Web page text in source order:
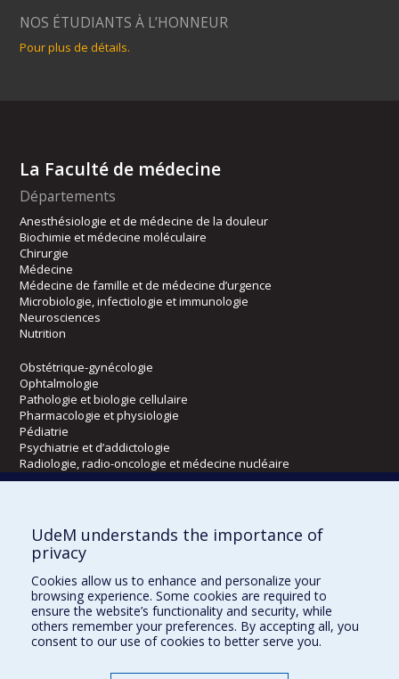
NOS ÉTUDIANTS À L’HONNEUR
Pour plus de détails.
La Faculté de médecine
Départements
Anesthésiologie et de médecine de la douleur
Biochimie et médecine moléculaire
Chirurgie
Médecine
Médecine de famille et de médecine d’urgence
Microbiologie, infectiologie et immunologie
Neurosciences
Nutrition
Obstétrique-gynécologie
Ophtalmologie
Pathologie et biologie cellulaire
Pharmacologie et physiologie
Pédiatrie
Psychiatrie et d’addictologie
Radiologie, radio-oncologie et médecine nucléaire
Écoles
Kinésiologie et des sciences de l’activité physique
Orthophonie et audiologie
Réadaptation
Directions
DPC
UdeM understands the importance of
privacy
Cookies allow us to enhance and personalize your
browsing experience. Some cookies are required to
ensure the website’s functionality and security, while
others remember your preferences. By accepting all, you
consent to our use of cookies to better serve you.